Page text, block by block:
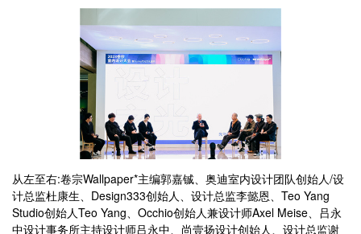
从左至右:卷宗Wallpaper*主编郭嘉铖、奥迪室内设计团队创始人/设
计总监杜康生、Design333创始人、设计总监李懿恩、Teo Yang
Studio创始人Teo Yang、Occhio创始人兼设计师Axel Meise、吕永
中设计事务所主持设计师吕永中、尚壹扬设计创始人、设计总监谢